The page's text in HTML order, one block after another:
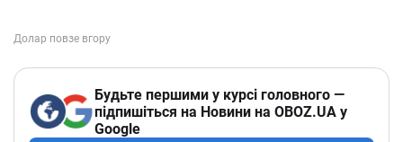
Будьте першими у курсі головного —
підпишіться на Новини на OBOZ.UA у
Google